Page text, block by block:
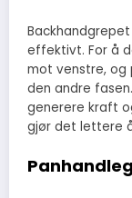
effektivt. For å
mot venstre, og
den andre
generere kraft
gjør det lettere